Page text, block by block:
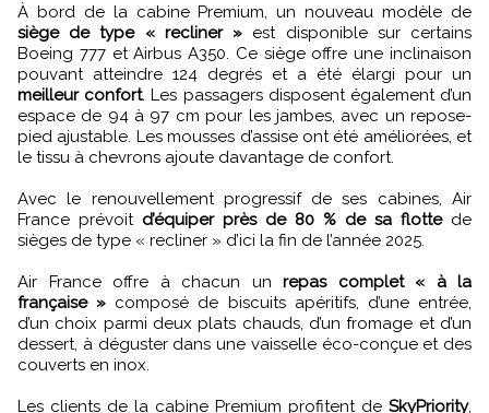
À bord de la cabine Premium, un nouveau modèle de
siège de type « recliner » est disponible sur certains
Boeing 777 et Airbus A350. Ce siège offre une inclinaison
pouvant atteindre 124 degrés et a été élargi pour un
meilleur confort. Les passagers disposent également d’un
espace de 94 à 97 cm pour les jambes, avec un repose-
pied ajustable. Les mousses d’assise ont été améliorées, et
le tissu à chevrons ajoute davantage de confort.
Avec le renouvellement progressif de ses cabines, Air
France prévoit d’équiper près de 80 % de sa flottede
sièges de type « recliner » d’ici la fin de l’année 2025.
Air France offre à chacun un repas complet « à la
française » composé de biscuits apéritifs, d’une entrée,
d’un choix parmi deux plats chauds, d’un fromage et d’un
dessert, à déguster dans une vaisselle éco-conçue et des
couverts en inox.
Les clients de la cabine Premium profitent de SkyPriority,